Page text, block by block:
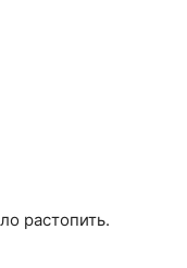
растопить.